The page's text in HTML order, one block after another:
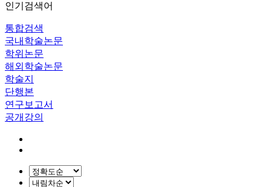
인기검색어
통합검색
국내학술논문
학위논문
해외학술논문
학술지
단행본
연구보고서
공개강의